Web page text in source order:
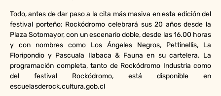
Todo, antes de dar paso a la cita más masiva en esta edición del
festival porteño: Rockódromo celebrará sus 20 años desde la
Plaza Sotomayor, con un escenario doble, desde las 16.00 horas
y con nombres como Los Ángeles Negros, Pettinellis, La
Floripondio y Pascuala Ilabaca & Fauna en su cartelera. La
programación completa, tanto de Rockódromo Industria como
del festival Rockódromo, está disponible en
escuelasderock.cultura.gob.cl